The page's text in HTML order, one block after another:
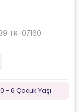
TR-07160
0 - 6 Çocuk Yaşı